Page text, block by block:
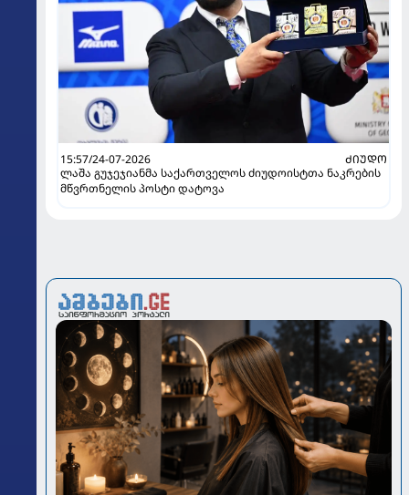
15:57/24-07-2026
ᲫᲘᲣᲓᲝ
ლაშა გუჯეჯიანმა საქართველოს ძიუდოისტთა ნაკრების
მწვრთნელის პოსტი დატოვა